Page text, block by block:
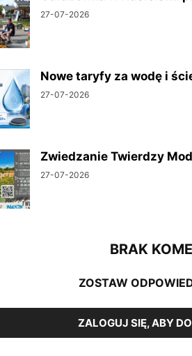
27-07-2026
Nowe taryfy za wodę i
27-07-2026
Zwiedzanie Twierdzy
27-07-2026
BRAK
ZOSTAW
ZALOGUJ SIĘ, ABY